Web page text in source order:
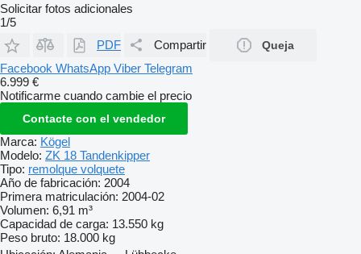
Solicitar fotos adicionales
1/5
PDF
Compartir Queja
Facebook WhatsApp Viber Telegram
6.999 €
Notificarme cuando cambie el precio
Contacte con el vendedor
Marca: Kögel
Modelo: ZK 18 Tandenkipper
Tipo: remolque volquete
Año de fabricación: 2004
Primera matriculación: 2004-02
Volumen: 6,91 m³
Capacidad de carga: 13.550 kg
Peso bruto: 18.000 kg